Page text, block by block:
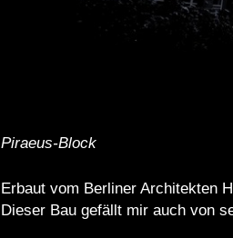
Piraeus-Block
Erbaut vom Berliner Architekten
Dieser Bau gefällt mir auch von